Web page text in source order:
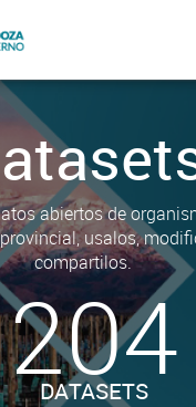
abiertos de
usalos,
compartilos.
204
DATASETS